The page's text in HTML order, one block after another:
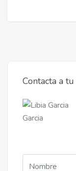
Contacta a